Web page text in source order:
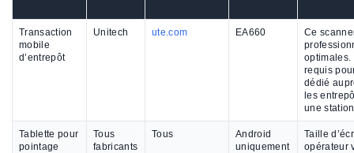
Transaction
mobile
d’entrepôt
Unitech ute.com EA660
Ce
optimales.
requis
dédié
les
une
Tablette pour
pointage
Tous
fabricants
Tous
Android
uniquement
Taille
opérateur